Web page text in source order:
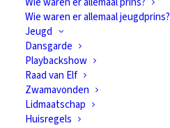
Wie waren er allemaal jeugdprins?
Jeugd
Dansgarde
Playbackshow
Raad van Elf
Zwamavonden
Lidmaatschap
Huisregels